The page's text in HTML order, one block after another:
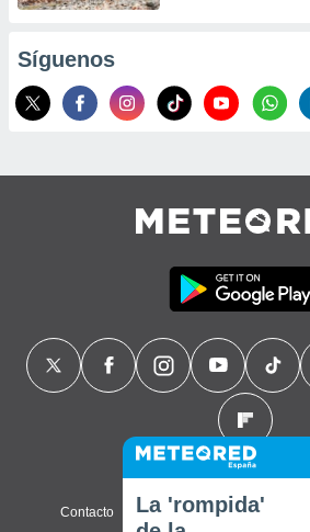
Síguenos
Contacto Sobre nosotros
La 'rompida'